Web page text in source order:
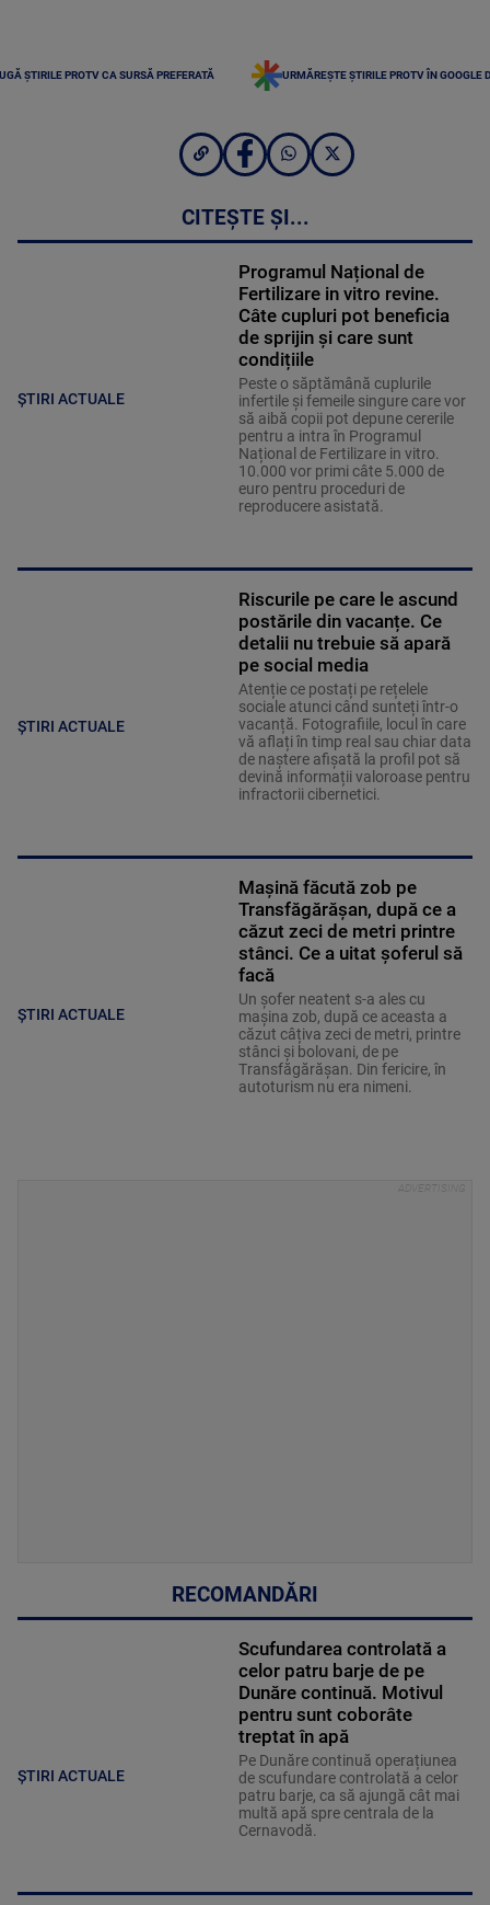
ȘTIRILE PROTV CA SURSĂ PREFERATĂ URMĂREȘTE ȘTIRILE PROTV ÎN GOOGLE
CITEȘTE ȘI...
ȘTIRI ACTUALE
Programul Național de
Fertilizare in vitro revine.
Câte cupluri pot beneficia
de sprijin și care sunt
condițiile
Peste o săptămână cuplurile
infertile și femeile singure care vor
să aibă copii pot depune cererile
pentru a intra în Programul
Național de Fertilizare in vitro.
10.000 vor primi câte 5.000 de
euro pentru proceduri de
reproducere asistată.
ȘTIRI ACTUALE
Riscurile pe care le ascund
postările din vacanțe. Ce
detalii nu trebuie să apară
pe social media
Atenție ce postați pe rețelele
sociale atunci când sunteți într-o
vacanță. Fotografiile, locul în care
vă aflați în timp real sau chiar data
de naștere afișată la profil pot să
devină informații valoroase pentru
infractorii cibernetici.
ȘTIRI ACTUALE
Mașină făcută zob pe
Transfăgărășan, după ce a
căzut zeci de metri printre
stânci. Ce a uitat șoferul să
facă
Un șofer neatent s-a ales cu
mașina zob, după ce aceasta a
căzut câțiva zeci de metri, printre
stânci și bolovani, de pe
Transfăgărășan. Din fericire, în
autoturism nu era nimeni.
RECOMANDĂRI
ȘTIRI ACTUALE
Scufundarea controlată a
celor patru barje de pe
Dunăre continuă. Motivul
pentru sunt coborâte
treptat în apă
Pe Dunăre continuă operațiunea
de scufundare controlată a celor
patru barje, ca să ajungă cât mai
multă apă spre centrala de la
Cernavodă.